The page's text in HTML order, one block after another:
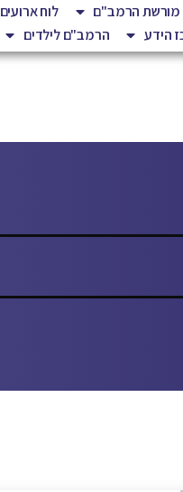
מורשת הרמב"ם לוח ארועים
הידע
הרמב"ם לילדים